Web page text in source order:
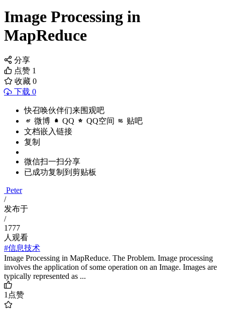
Image Processing in
MapReduce
分享
点赞 1
收藏 0
下载 0
快召唤伙伴们来围观吧
微博 QQ QQ空间 贴吧
文档嵌入链接
复制
微信扫一扫分享
已成功复制到剪贴板
Peter
/
发布于
/
1777
人观看
#信息技术
Image Processing in MapReduce. The Problem. Image processing
involves the application of some operation on an Image. Images are
typically represented as ...
1点赞